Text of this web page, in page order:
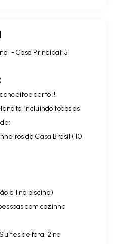
- Casa Principal: 5
aberto !!!
incluindo todos os
da Casa Brasil ( 10
e 1 na piscina)
com cozinha
de fora, 2 na